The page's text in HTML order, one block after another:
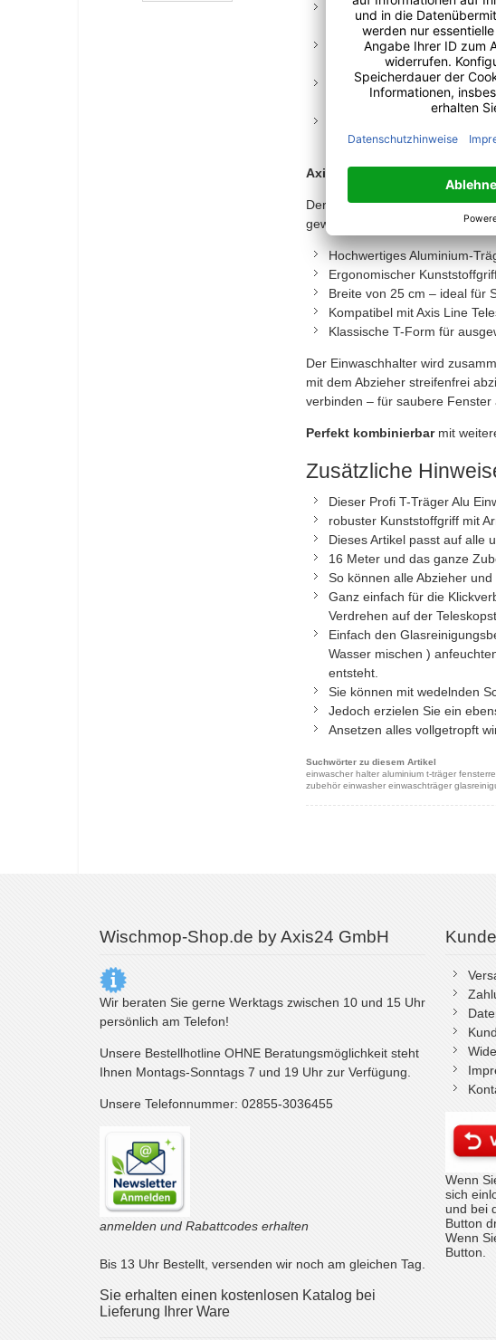
Sicherer, verdrehfreier
Teleskopstangen
Kompatibel mit
Einwaschen und Abziehen
Leichtes Aluminium-
bei minderwertigen
Profi-Werkzeug für Fenster
Leiter professionell säubern
Axis Line Profi T-Träger
Der Axis Line Einwascher-
gewerblichen Einsatz oder
Hochwertiges Aluminium-
Ergonomischer
Breite von 25 cm – ideal für
Kompatibel mit Axis Line
Klassische T-Form für
Der Einwaschhalter wird
mit dem Abzieher streifenfrei
verbinden – für saubere
Perfekt kombinierbarmit
Zusätzliche
Dieser Profi T-Träger Alu
robuster Kunststoffgriff mit
Dieses Artikel passt auf alle
16 Meter und das ganze
So können alle Abzieher
Ganz einfach für die
Verdrehen auf der
Einfach den
Wasser mischen )
entsteht.
Sie können mit wedelnden
Jedoch erzielen Sie ein
Ansetzen alles vollgetropft
Suchwörter zu diesem Artikel
einwascher halter aluminium t-träger
zubehör einwasher einwaschträger
Wischmop-Shop.de by Axis24 GmbH
Wir beraten Sie gerne Werktags zwischen 10 und 15 Uhr
persönlich am Telefon!
Unsere Bestellhotline OHNE Beratungsmöglichkeit steht
Ihnen Montags-Sonntags 7 und 19 Uhr zur Verfügung.
Unsere Telefonnummer: 02855-3036455
anmelden und Rabattcodes erhalten
Bis 13 Uhr Bestellt, versenden wir noch am gleichen Tag.
Sie erhalten einen kostenlosen Katalog bei
Lieferung Ihrer Ware
Wenn
sich
und bei
Button
Wenn
Button.